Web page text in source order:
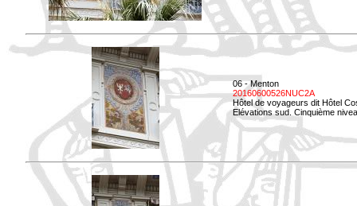
06 - Menton
20160600526NUC2A
Hôtel de voyageurs dit Hôtel
Elévations sud. Cinquième